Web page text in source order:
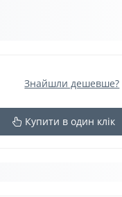
Знайшли дешевше?
Купити в один клік